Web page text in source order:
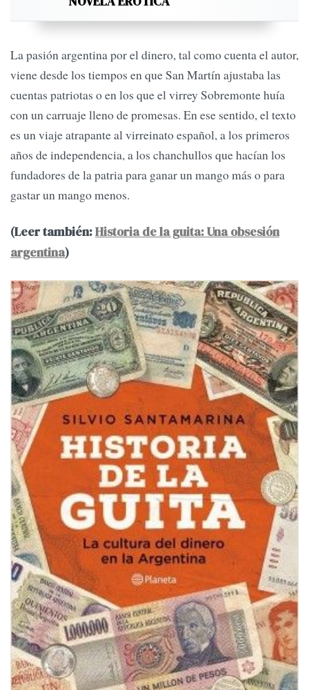
La pasión argentina por el dinero, tal como cuenta el autor,
viene desde los tiempos en que San Martín ajustaba las
cuentas patriotas o en los que el virrey Sobremonte huía
con un carruaje lleno de promesas. En ese sentido, el texto
es un viaje atrapante al virreinato español, a los primeros
años de independencia, a los chanchullos que hacían los
fundadores de la patria para ganar un mango más o para
gastar un mango menos.
(Leer también:Historia de la guita: Una obsesión
argentina)